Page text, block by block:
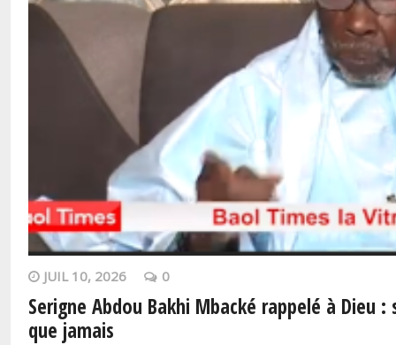
JUIL 10, 2026 0
Serigne Abdou Bakhi Mbacké rappelé à Dieu
que jamais